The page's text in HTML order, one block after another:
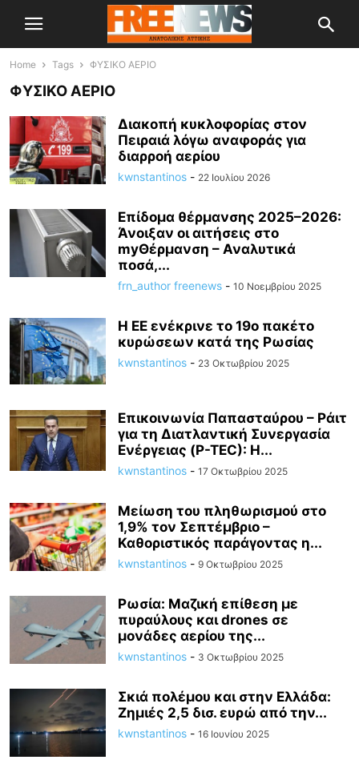
Home Tags ΦΥΣΙΚΟ ΑΕΡΙΟ
ΦΥΣΙΚΟ ΑΕΡΙΟ
Διακοπή κυκλοφορίας στον
Πειραιά λόγω αναφοράς για
διαρροή αερίου
kwnstantinos - 22 Ιουλίου 2026
Επίδομα θέρμανσης 2025–2026:
Άνοιξαν οι αιτήσεις στο
myΘέρμανση – Αναλυτικά
ποσά,...
frn_author freenews - 10 Νοεμβρίου 2025
Η ΕΕ ενέκρινε το 19ο πακέτο
κυρώσεων κατά της Ρωσίας
kwnstantinos - 23 Οκτωβρίου 2025
Επικοινωνία Παπασταύρου – Ράιτ
για τη Διατλαντική Συνεργασία
Ενέργειας (P-TEC): Η...
kwnstantinos - 17 Οκτωβρίου 2025
Μείωση του πληθωρισμού στο
1,9% τον Σεπτέμβριο –
Καθοριστικός παράγοντας η...
kwnstantinos - 9 Οκτωβρίου 2025
Ρωσία: Μαζική επίθεση με
πυραύλους και drones σε
μονάδες αερίου της...
kwnstantinos - 3 Οκτωβρίου 2025
Σκιά πολέμου και στην Ελλάδα:
Ζημιές 2,5 δισ. ευρώ από την...
kwnstantinos - 16 Ιουνίου 2025